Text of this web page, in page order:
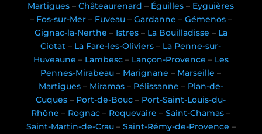
Martigues –Châteaurenard – Éguilles – Eyguières
– Fos-sur-Mer– Fuveau– Gardanne – Gémenos–
Gignac-la-Nerthe – Istres– La Bouilladisse – La
Ciotat – La Fare-les-Oliviers – La Penne-sur-
Huveaune – Lambesc– Lançon-Provence – Les
Pennes-Mirabeau – Marignane – Marseille –
Martigues– Miramas– Pélissanne – Plan-de-
Cuques – Port-de-Bouc – Port-Saint-Louis-du-
Rhône – Rognac – Roquevaire –Saint-Chamas –
Saint-Martin-de-Crau– Saint-Rémy-de-Provence –